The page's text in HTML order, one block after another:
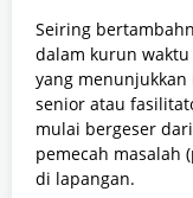
Seiring
dalam kurun
yang
senior atau
mulai bergeser
pemecah masalah
di lapangan.